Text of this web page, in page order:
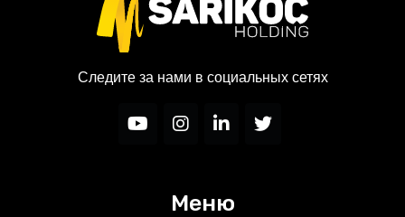
Следите за нами в социальных сетях
Меню